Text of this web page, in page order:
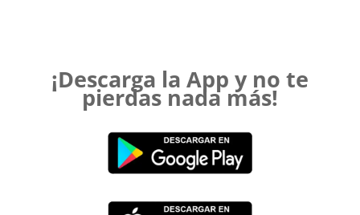
¡Descarga la App y no te
pierdas nada más!